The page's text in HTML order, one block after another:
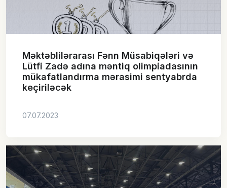
Məktəblilərarası Fənn Müsabiqələri və
Lütfi Zadə adına məntiq olimpiadasının
mükafatlandırma mərasimi sentyabrda
keçiriləcək
07.07.2023